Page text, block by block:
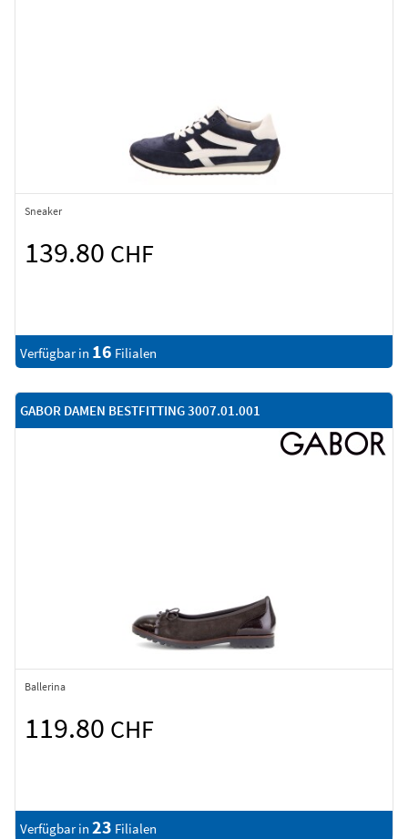
Sneaker
139.80 CHF
Verfügbar in 16 Filialen
GABOR DAMEN BESTFITTING 3007.01.001
Ballerina
119.80 CHF
Verfügbar in 23 Filialen